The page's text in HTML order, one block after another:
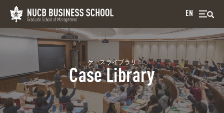
EN
ケースライブラリ
Case Library